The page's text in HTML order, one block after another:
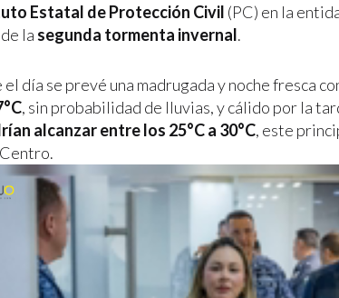
Estatal de Protección Civil (PC) en la
la segunda tormenta invernal.
día se prevé una madrugada y noche fresca
, sin probabilidad de lluvias, y cálido por la
alcanzar entre los 25°C a 30°C, este